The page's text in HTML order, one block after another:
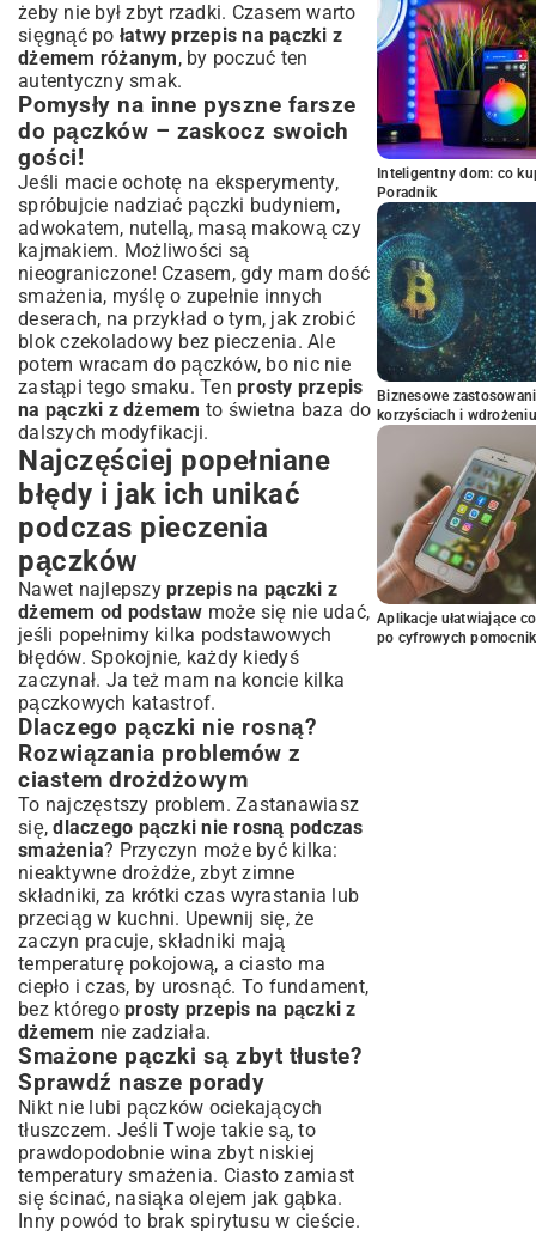
żeby nie był zbyt rzadki. Czasem warto
sięgnąć po łatwy przepis na pączki z
dżemem różanym, by poczuć ten
autentyczny smak.
Pomysły na inne pyszne farsze
do pączków – zaskocz swoich
gości!
Jeśli macie ochotę na eksperymenty,
spróbujcie nadziać pączki budyniem,
adwokatem, nutellą, masą makową czy
kajmakiem. Możliwości są
nieograniczone! Czasem, gdy mam dość
smażenia, myślę o zupełnie innych
deserach, na przykład o tym, jak zrobić
blok czekoladowy bez pieczenia. Ale
potem wracam do pączków, bo nic nie
zastąpi tego smaku. Ten prosty przepis
na pączki z dżemem to świetna baza do
dalszych modyfikacji.
Najczęściej popełniane
błędy i jak ich unikać
podczas pieczenia
pączków
Nawet najlepszy przepis na pączki z
dżemem od podstaw może się nie udać,
jeśli popełnimy kilka podstawowych
błędów. Spokojnie, każdy kiedyś
zaczynał. Ja też mam na koncie kilka
pączkowych katastrof.
Dlaczego pączki nie rosną?
Rozwiązania problemów z
ciastem drożdżowym
To najczęstszy problem. Zastanawiasz
się,dlaczego pączki nie rosną podczas
smażenia? Przyczyn może być kilka:
nieaktywne drożdże, zbyt zimne
składniki, za krótki czas wyrastania lub
przeciąg w kuchni. Upewnij się, że
zaczyn pracuje, składniki mają
temperaturę pokojową, a ciasto ma
ciepło i czas, by urosnąć. To fundament,
bez którego prosty przepis na pączki z
dżemem nie zadziała.
Smażone pączki są zbyt tłuste?
Sprawdź nasze porady
Nikt nie lubi pączków ociekających
tłuszczem. Jeśli Twoje takie są, to
prawdopodobnie wina zbyt niskiej
temperatury smażenia. Ciasto zamiast
się ścinać, nasiąka olejem jak gąbka.
Inny powód to brak spirytusu w cieście.
Inteligentny dom: co
Poradnik
Biznesowe
korzyściach i wdrożeniu
Aplikacje ułatwiające
po cyfrowych